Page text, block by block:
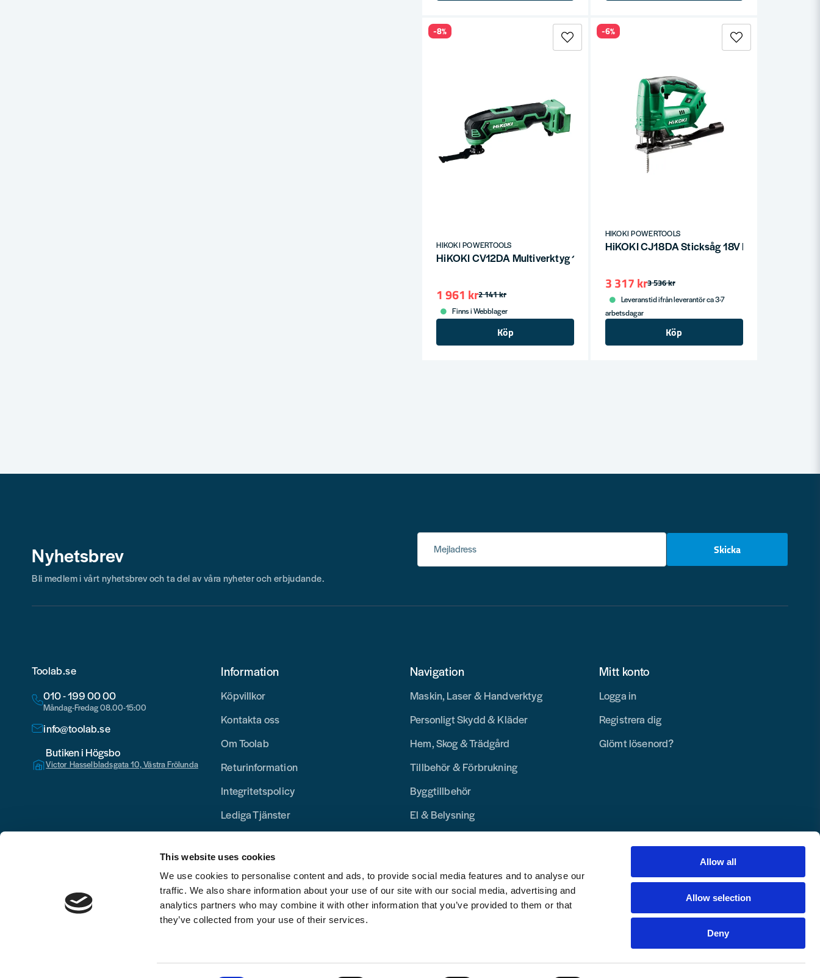
This website uses cookies
We use cookies to personalise content and ads, to provide social media features and to analyse our
traffic. We also share information about your use of our site with our social media, advertising and
analytics partners who may combine it with other information that you’ve provided to them or that
they’ve collected from your use of their services.
Allow all
Allow selection
Deny
HIKOKI POWERTOOLS
HiKOKI CV12DA Multiverktyg 12V (utan batterier)
2 141 kr
1 961 kr
Finns i Webblager
Köp
-8%
HIKOKI POWERTOOLS
HiKOKI CJ18DA Sticksåg 18V HCS (utan
3 536 kr
3 317 kr
Leveranstid ifrån leverantör ca 3-7
arbetsdagar
Köp
-6%
Nyhetsbrev Mejladress Skicka
Bli medlem i vårt nyhetsbrev och ta del av våra nyheter och erbjudande.
Toolab.se
010 - 199 00 00
Måndag-Fredag 08.00-15:00
info@toolab.se
Butiken i Högsbo
Victor Hasselbladsgata 10, Västra Frölunda
Information
Köpvillkor
Kontakta oss
Om Toolab
Returinformation
Integritetspolicy
Lediga Tjänster
Navigation
Maskin, Laser & Handverktyg
Personligt Skydd & Kläder
Hem, Skog & Trädgård
Tillbehör & Förbrukning
Byggtillbehör
El & Belysning
Mitt konto
Logga in
Registrera dig
Glömt lösenord?
Copyright © 2025 Toolab Verktyg AB.